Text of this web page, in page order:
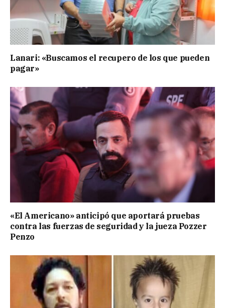
Lanari: «Buscamos el recupero de los que pueden
pagar»
«El Americano» anticipó que aportará pruebas
contra las fuerzas de seguridad y la jueza Pozzer
Penzo